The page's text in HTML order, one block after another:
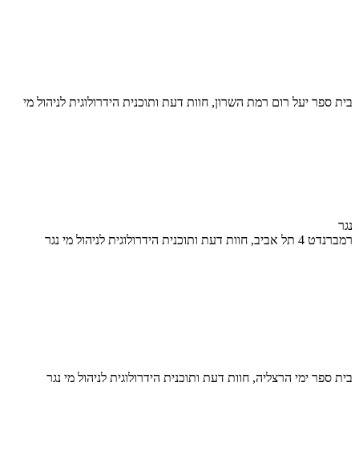
בית ספר יעל רום רמת השרון, חוות דעת ותוכנית הידרולוגית לניהול מי
נגר
רמברנדט 4 תל אביב, חוות דעת ותוכנית הידרולוגית לניהול מי נגר
בית ספר ימי הרצליה, חוות דעת ותוכנית הידרולוגית לניהול מי נגר